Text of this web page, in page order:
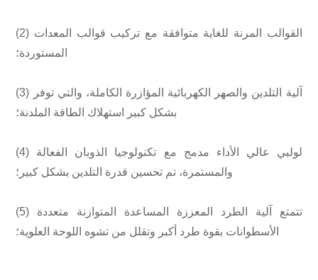
(2) القوالب المرنة للغاية متوافقة مع تركيب قوالب المعدات
المستوردة؛
(3) آلية التلدين والصهر الكهربائية المؤازرة الكاملة، والتي توفر
بشكل كبير استهلاك الطاقة الملدنة؛
(4) لولبي عالي الأداء مدمج مع تكنولوجيا الذوبان الفعالة
والمستمرة، تم تحسين قدرة التلدين بشكل كبير؛
(5) تتمتع آلية الطرد المعززة المساعدة المتوازنة متعددة
الأسطوانات بقوة طرد أكبر وتقلل من تشوه اللوحة العلوية؛